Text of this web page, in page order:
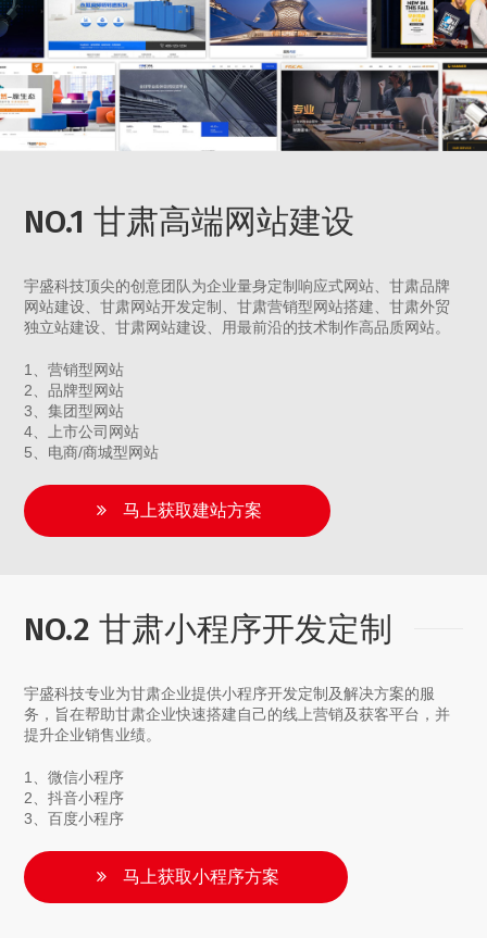
NO.1 甘肃高端网站建设
宇盛科技顶尖的创意团队为企业量身定制响应式网站、甘肃品牌
网站建设、甘肃网站开发定制、甘肃营销型网站搭建、甘肃外贸
独立站建设、甘肃网站建设、用最前沿的技术制作高品质网站。
1、营销型网站
2、品牌型网站
3、集团型网站
4、上市公司网站
5、电商/商城型网站
马上获取建站方案
NO.2 甘肃小程序开发定制
宇盛科技专业为甘肃企业提供小程序开发定制及解决方案的服
务，旨在帮助甘肃企业快速搭建自己的线上营销及获客平台，并
提升企业销售业绩。
1、微信小程序
2、抖音小程序
3、百度小程序
马上获取小程序方案